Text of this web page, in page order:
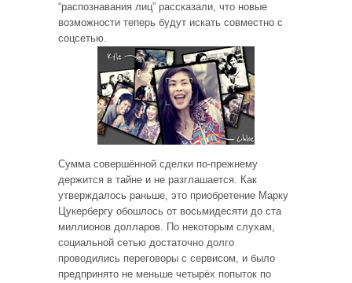
“распознавания лиц” рассказали, что новые
возможности теперь будут искать совместно с
соцсетью.
Сумма совершённой сделки по-прежнему
держится в тайне и не разглашается. Как
утверждалось раньше, это приобретение Марку
Цукербергу обошлось от восьмидесяти до ста
миллионов долларов. По некоторым слухам,
социальной сетью достаточно долго
проводились переговоры с сервисом, и было
предпринято не меньше четырёх попыток по